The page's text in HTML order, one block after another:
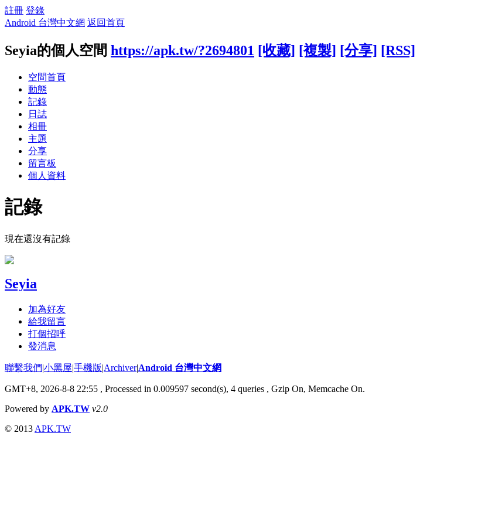
註冊 登錄
Android 台灣中文網 返回首頁
Seyia的個人空間 https://apk.tw/?2694801 [收藏] [複製] [分享] [RSS]
空間首頁
動態
記錄
日誌
相冊
主題
分享
留言板
個人資料
記錄
現在還沒有記錄
Seyia
加為好友
給我留言
打個招呼
發消息
聯繫我們|小黑屋|手機版|Archiver|Android 台灣中文網
GMT+8, 2026-8-8 22:55 , Processed in 0.009597 second(s), 4 queries , Gzip On, Memcache On.
Powered by APK.TW v2.0
© 2013 APK.TW